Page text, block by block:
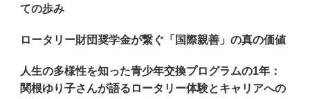
ての歩み
ロータリー財団奨学金が繋ぐ「国際親善」の真の価値
人生の多様性を知った青少年交換プログラムの1年：
関根ゆり子さんが語るロータリー体験とキャリアへの